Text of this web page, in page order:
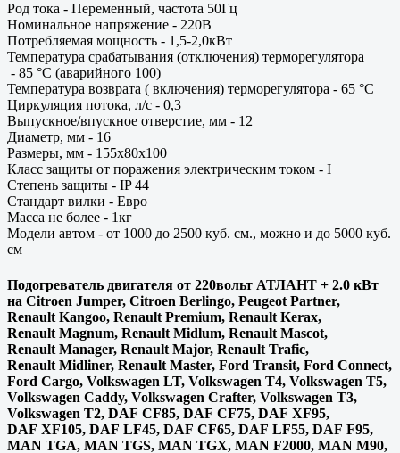
Род тока - Переменный, частота 50Гц
Номинальное напряжение - 220В
Потребляемая мощность - 1,5-2,0кВт
Температура срабатывания (отключения) терморегулятора
- 85 °C (аварийного 100)
Температура возврата ( включения) терморегулятора - 65 °C
Циркуляция потока, л/с - 0,3
Выпускное/впускное отверстие, мм - 12
Диаметр, мм - 16
Размеры, мм - 155х80х100
Класс защиты от поражения электрическим током - I
Степень защиты - IP 44
Стандарт вилки - Евро
Масса не более - 1кг
Модели автом - от 1000 до 2500 куб. см., можно и до 5000 куб.
см
Подогреватель двигателя от 220вольт АТЛАНТ + 2.0 кВт
на Citroen Jumper, Citroen Berlingo, Peugeot Partner,
Renault Kangoo, Renault Premium, Renault Kerax,
Renault Magnum, Renault Midlum, Renault Mascot,
Renault Manager, Renault Major, Renault Trafic,
Renault Midliner, Renault Master, Ford Transit, Ford Connect,
Ford Cargo, Volkswagen LT, Volkswagen T4, Volkswagen T5,
Volkswagen Caddy, Volkswagen Crafter, Volkswagen T3,
Volkswagen T2, DAF CF85, DAF CF75, DAF XF95,
DAF XF105, DAF LF45, DAF CF65, DAF LF55, DAF F95,
MAN TGA, MAN TGS, MAN TGX, MAN F2000, MAN M90,